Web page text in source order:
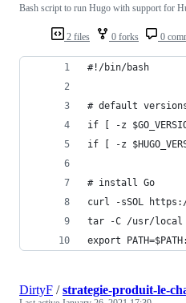
2 files 0 forks 0
Bash script to run Hugo with support for
#!/bin/bash
# default
if [ -z
if [ -z
# install Go
curl -sSOL
tar -C /usr/local -
export
DirtyF /strategie-produit-le-